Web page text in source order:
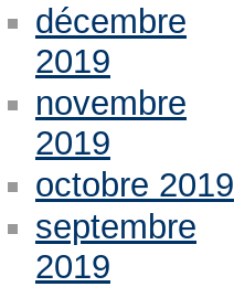
décembre
2019
novembre
2019
octobre 2019
septembre
2019